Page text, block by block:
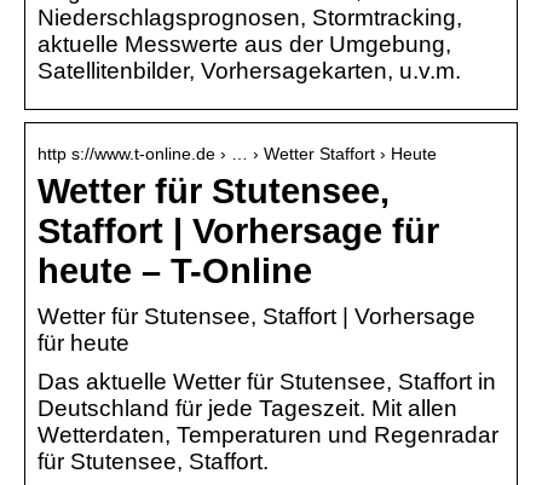
Niederschlagsprognosen, Stormtracking,
aktuelle Messwerte aus der Umgebung,
Satellitenbilder, Vorhersagekarten, u.v.m.
http s://www.t-online.de › … › Wetter Staffort › Heute
Wetter für Stutensee,
Staffort | Vorhersage für
heute – T-Online
Wetter für Stutensee, Staffort | Vorhersage
für heute
Das aktuelle Wetter für Stutensee, Staffort in
Deutschland für jede Tageszeit. Mit allen
Wetterdaten, Temperaturen und Regenradar
für Stutensee, Staffort.